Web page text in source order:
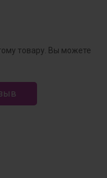
товару. Вы можете